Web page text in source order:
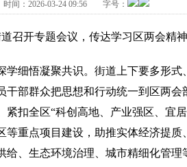
时间： 2026-03-24 09:56 字号：
开专题会议，传达学习区两会精神
细悟凝聚共识。街道上下要多形式
干部群众把思想和行动统一到区两
紧扣全区“科创高地、产业强区、宜
等重点项目建设，助推实体经济提
给、生态环境治理、城市精细化管理